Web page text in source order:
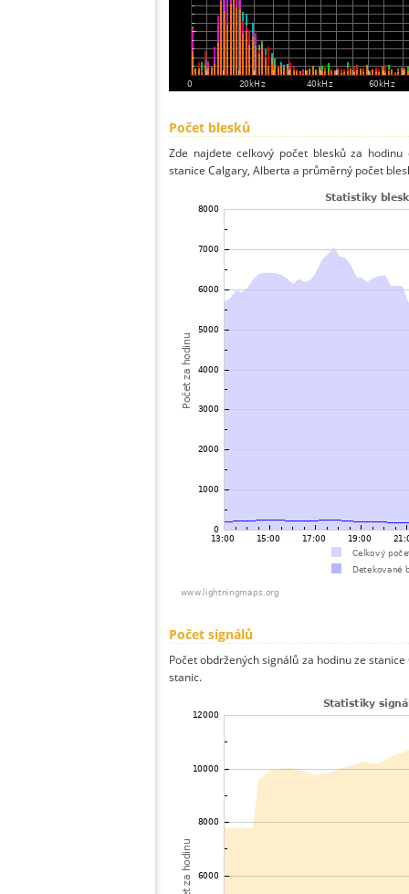
Počet blesků
Zde najdete celkový počet blesků za
stanice Calgary, Alberta a průměrný počet
Počet signálů
Počet obdržených signálů za hodinu ze
stanic.